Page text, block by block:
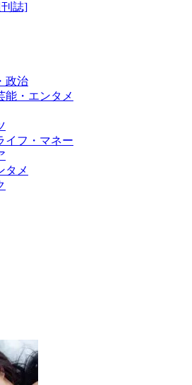
政治
能・エンタメ
イフ・マネー
タメ